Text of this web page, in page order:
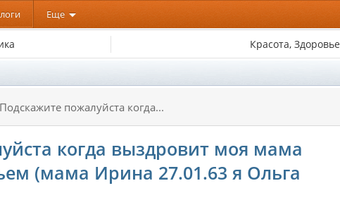
Еще
Красота, Здоровье
пожалуйста когда...
когда выздровит моя мама
(мама Ирина 27.01.63 я Ольга